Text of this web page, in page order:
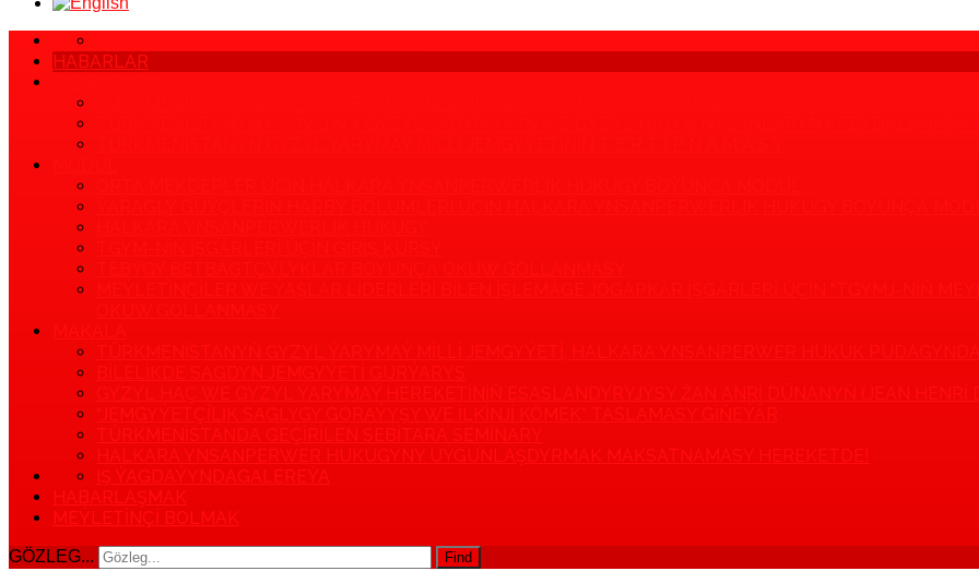
HABARLAR
GÖZLEG... Find